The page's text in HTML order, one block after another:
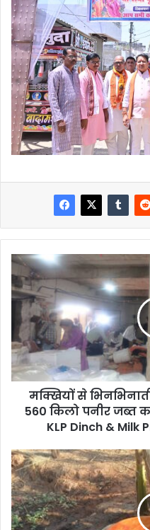
मक्खियों से
560 किलो पनीर जब्त
KLP Dinch & Milk